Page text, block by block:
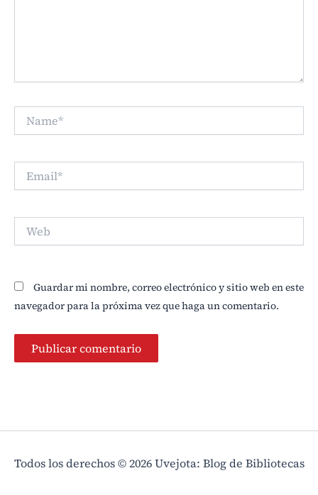
Guardar mi nombre, correo electrónico y sitio web en este
navegador para la próxima vez que haga un comentario.
Todos los derechos © 2026 Uvejota: Blog de Bibliotecas